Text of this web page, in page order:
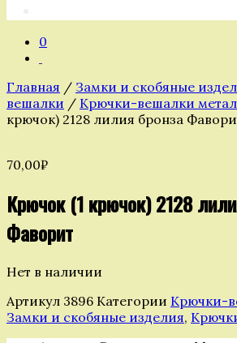
0
Главная / Замки и скобяные
вешалки / Крючки-вешалки
крючок) 2128 лилия бронза
70,00₽
Крючок (1 крючок) 2128
Фаворит
Нет в наличии
Артикул 3896 Категории Крючки-
Замки и скобяные изделия,